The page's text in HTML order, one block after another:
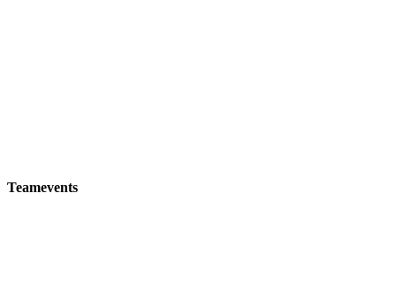
Teamevents